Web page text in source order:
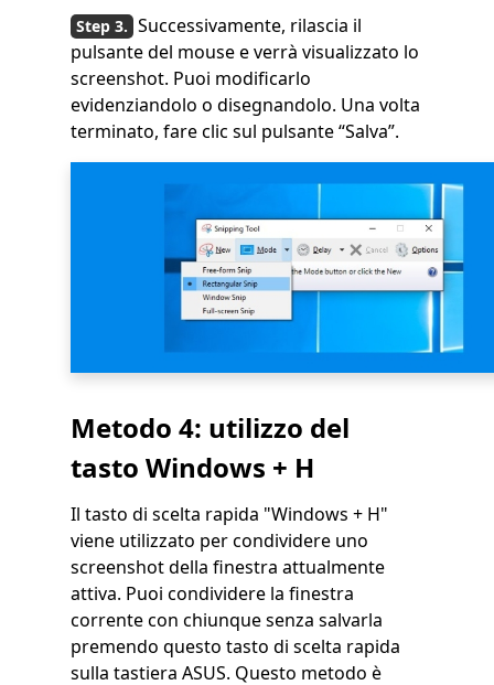
Successivamente, rilascia il
pulsante del mouse e verrà visualizzato lo
screenshot. Puoi modificarlo
evidenziandolo o disegnandolo. Una volta
terminato, fare clic sul pulsante “Salva”.
Metodo 4: utilizzo del
tasto Windows + H
Il tasto di scelta rapida "Windows + H"
viene utilizzato per condividere uno
screenshot della finestra attualmente
attiva. Puoi condividere la finestra
corrente con chiunque senza salvarla
premendo questo tasto di scelta rapida
sulla tastiera ASUS. Questo metodo è